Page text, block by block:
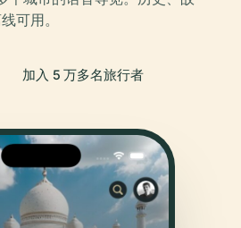
可用。
加入 5 万多名旅行者